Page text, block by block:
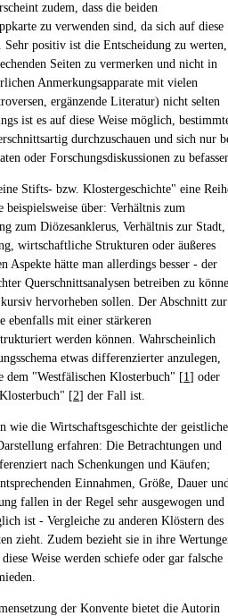
zudem, dass die beiden
zu verwenden sind, da sich auf diese
Sehr positiv ist die Entscheidung zu werten,
Seiten zu vermerken und nicht in
Anmerkungsapparate mit vielen
ergänzende Literatur) nicht selten
ist es auf diese Weise möglich,
durchzuschauen und sich nur
oder Forschungsdiskussionen zu
Stifts- bzw. Klostergeschichte" eine
über: Verhältnis zum
zum Diözesanklerus, Verhältnis zur Stadt,
wirtschaftliche Strukturen oder äußeres
Aspekte hätte man allerdings besser - der
Querschnittsanalysen betreiben zu
hervorheben sollen. Der Abschnitt zur
ebenfalls mit einer stärkeren
werden können. Wahrscheinlich
etwas differenzierter anzulegen,
dem "Westfälischen Klosterbuch" [1] oder
[2] der Fall ist.
wie die Wirtschaftsgeschichte der
erfahren: Die Betrachtungen und
nach Schenkungen und Käufen;
Einnahmen, Größe, Dauer
fallen in der Regel sehr ausgewogen und
ist - Vergleiche zu anderen Klöstern des
zieht. Zudem bezieht sie in ihre
Weise werden schiefe oder gar falsche
der Konvente bietet die Autorin